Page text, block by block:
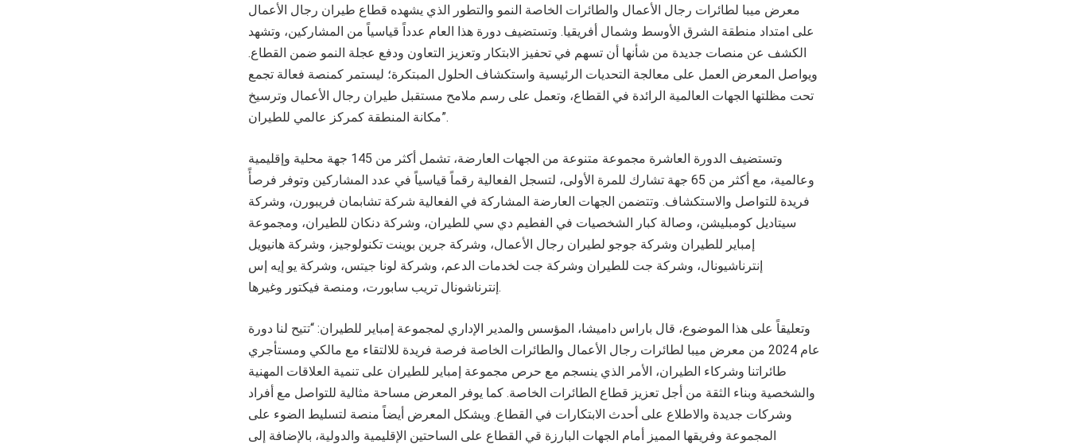
معرض ميبا لطائرات رجال الأعمال والطائرات الخاصة النمو والتطور الذي يشهده قطاع طيران رجال الأعمال
على امتداد منطقة الشرق الأوسط وشمال أفريقيا. وتستضيف دورة هذا العام عدداً قياسياً من المشاركين، وتشهد
الكشف عن منصات جديدة من شأنها أن تسهم في تحفيز الابتكار وتعزيز التعاون ودفع عجلة النمو ضمن القطاع.
ويواصل المعرض العمل على معالجة التحديات الرئيسية واستكشاف الحلول المبتكرة؛ ليستمر كمنصة فعالة تجمع
تحت مظلتها الجهات العالمية الرائدة في القطاع، وتعمل على رسم ملامح مستقبل طيران رجال الأعمال وترسيخ
مكانة المنطقة كمركز عالمي للطيران”.
وتستضيف الدورة العاشرة مجموعة متنوعة من الجهات العارضة، تشمل أكثر من 145 جهة محلية وإقليمية
وعالمية، مع أكثر من 65 جهة تشارك للمرة الأولى، لتسجل الفعالية رقماً قياسياً في عدد المشاركين وتوفر فرصأً
فريدة للتواصل والاستكشاف. وتتضمن الجهات العارضة المشاركة في الفعالية شركة تشابمان فريبورن، وشركة
سيتاديل كومبليشن، وصالة كبار الشخصيات في الفطيم دي سي للطيران، وشركة دنكان للطيران، ومجموعة
إمباير للطيران وشركة جوجو لطيران رجال الأعمال، وشركة جرين بوينت تكنولوجيز، وشركة هانيويل
إنترناشيونال، وشركة جت للطيران وشركة جت لخدمات الدعم، وشركة لونا جيتس، وشركة يو إيه إس
إنترناشونال تريب سابورت، ومنصة فيكتور وغيرها.
وتعليقاً على هذا الموضوع، قال باراس داميشا، المؤسس والمدير الإداري لمجموعة إمباير للطيران: “تتيح لنا دورة
عام 2024 من معرض ميبا لطائرات رجال الأعمال والطائرات الخاصة فرصة فريدة للالتقاء مع مالكي ومستأجري
طائراتنا وشركاء الطيران، الأمر الذي ينسجم مع حرص مجموعة إمباير للطيران على تنمية العلاقات المهنية
والشخصية وبناء الثقة من أجل تعزيز قطاع الطائرات الخاصة. كما يوفر المعرض مساحة مثالية للتواصل مع أفراد
وشركات جديدة والاطلاع على أحدث الابتكارات في القطاع. ويشكل المعرض أيضاً منصة لتسليط الضوء على
المجموعة وفريقها المميز أمام الجهات البارزة قي القطاع على الساحتين الإقليمية والدولية، بالإضافة إلى